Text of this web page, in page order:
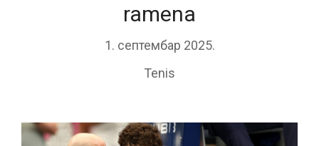
ramena
1. септембар 2025.
Tenis